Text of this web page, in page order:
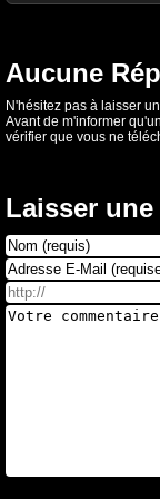
Aucune
N'hésitez pas à laisser
Avant de m'informer
vérifier que vous ne
Laisser